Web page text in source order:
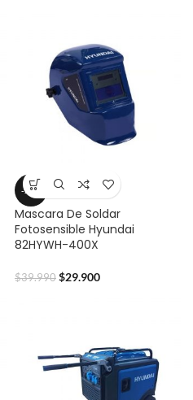
-25%
Mascara De Soldar
Fotosensible Hyundai
82HYWH-400X
$39.990 $29.900